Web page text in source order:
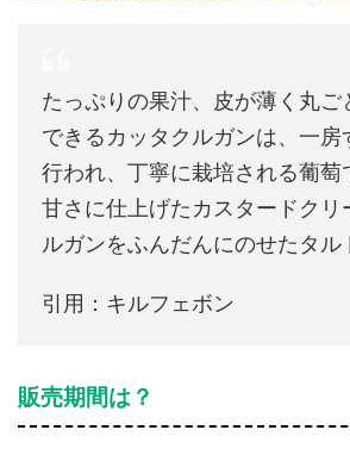
たっぷりの果汁、皮が薄く丸ご
できるカッタクルガンは、一房
行われ、丁寧に栽培される葡萄
甘さに仕上げたカスタードクリ
ルガンをふんだんにのせたタル
引用：キルフェボン
販売期間は？